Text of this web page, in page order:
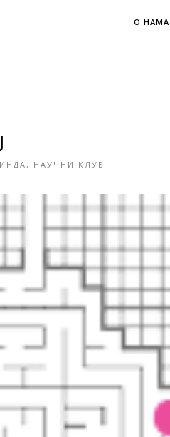
О НАМА
, НАУЧНИ КЛУБ